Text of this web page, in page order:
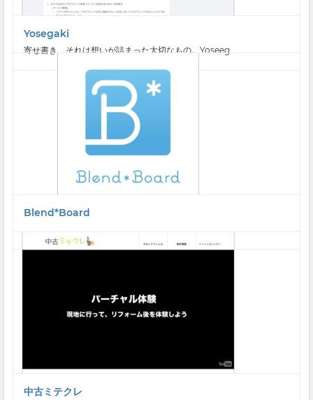
Yosegaki
寄せ書き、それは想いが詰まった大切なもの。Yoseeg...
Blend*Board
中古ミテクレ